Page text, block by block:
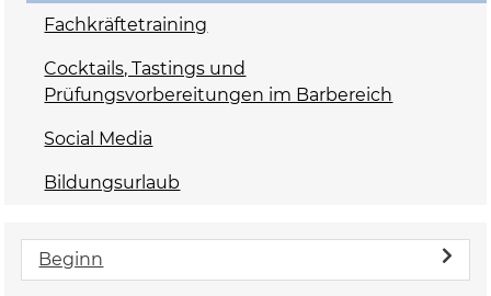
Fachkräftetraining
Cocktails, Tastings und
Prüfungsvorbereitungen im Barbereich
Social Media
Bildungsurlaub
Beginn